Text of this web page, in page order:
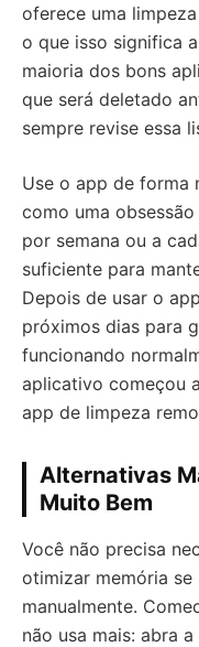
oferece uma limpeza
o que isso significa
maioria dos bons
que será deletado
sempre revise essa
Use o app de forma
como uma
por semana ou a
suficiente para
Depois de usar o
próximos dias para
funcionando
aplicativo começou
app de limpeza
Alternativas
Muito Bem
Você não precisa
otimizar memória
manualmente.
não usa mais: abra